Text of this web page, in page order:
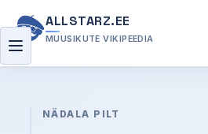
ALLSTARZ.EE
MUUSIKUTE VIKIPEEDIA
Menüü
NÄDALA PILT